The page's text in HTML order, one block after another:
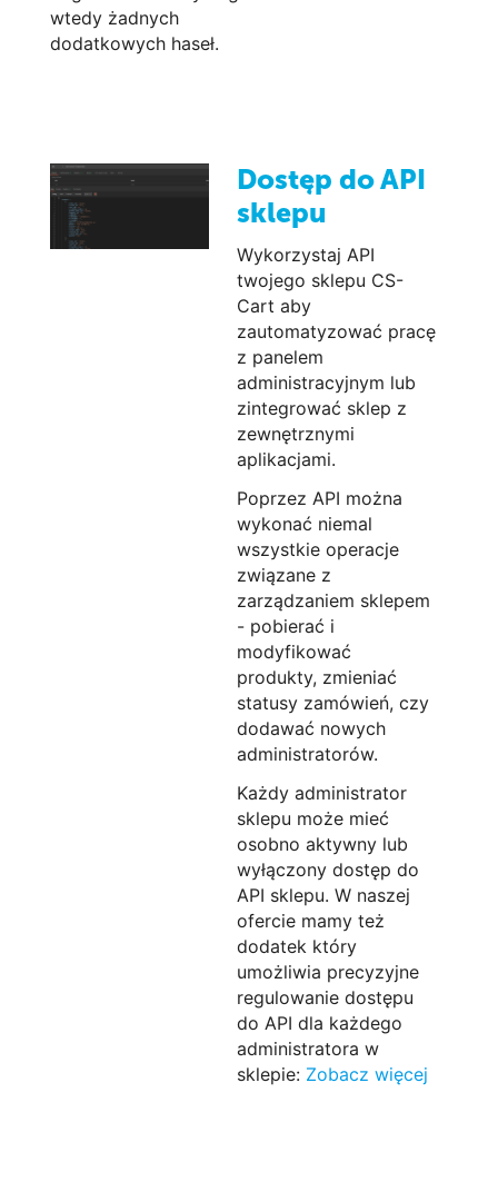
wtedy żadnych
dodatkowych haseł.
Dostęp do API
sklepu
Wykorzystaj API
twojego sklepu CS-
Cart aby
zautomatyzować pracę
z panelem
administracyjnym lub
zintegrować sklep z
zewnętrznymi
aplikacjami.
Poprzez API można
wykonać niemal
wszystkie operacje
związane z
zarządzaniem sklepem
- pobierać i
modyfikować
produkty, zmieniać
statusy zamówień, czy
dodawać nowych
administratorów.
Każdy administrator
sklepu może mieć
osobno aktywny lub
wyłączony dostęp do
API sklepu. W naszej
ofercie mamy też
dodatek który
umożliwia precyzyjne
regulowanie dostępu
do API dla każdego
administratora w
sklepie: Zobacz więcej